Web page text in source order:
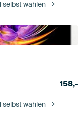
selbst wählen
158,-
selbst wählen